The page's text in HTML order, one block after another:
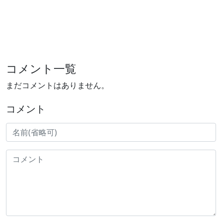
コメント一覧
まだコメントはありません。
コメント